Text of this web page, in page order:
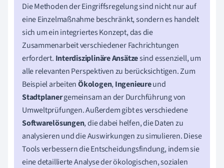
Die Methoden der Eingriffsregelung sind nicht nur auf
eine Einzelmaßnahme beschränkt, sondern es handelt
sich um ein integriertes Konzept, das die
Zusammenarbeit verschiedener Fachrichtungen
erfordert. Interdisziplinäre Ansätzesind essenziell, um
alle relevanten Perspektiven zu berücksichtigen. Zum
Beispiel arbeitenÖkologen, Ingenieureund
Stadtplanergemeinsam an der Durchführung von
Umweltprüfungen. Außerdem gibt es verschiedene
Softwarelösungen, die dabei helfen, die Daten zu
analysieren und die Auswirkungen zu simulieren. Diese
Tools verbessern die Entscheidungsfindung, indem sie
eine detaillierte Analyse der ökologischen, sozialen